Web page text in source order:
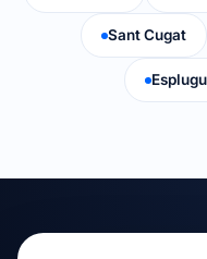
Sant Cugat